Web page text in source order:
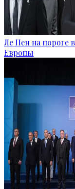
Ле Пен на пороге
Европы